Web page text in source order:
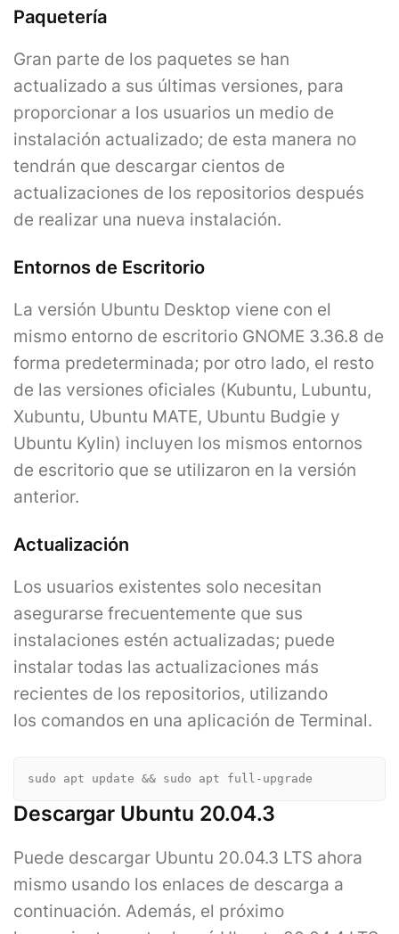
Paquetería
Gran parte de los paquetes se han
actualizado a sus últimas versiones, para
proporcionar a los usuarios un medio de
instalación actualizado; de esta manera no
tendrán que descargar cientos de
actualizaciones de los repositorios después
de realizar una nueva instalación.
Entornos de Escritorio
La versión Ubuntu Desktop viene con el
mismo entorno de escritorio GNOME 3.36.8 de
forma predeterminada; por otro lado, el resto
de las versiones oficiales (Kubuntu, Lubuntu,
Xubuntu, Ubuntu MATE, Ubuntu Budgie y
Ubuntu Kylin) incluyen los mismos entornos
de escritorio que se utilizaron en la versión
anterior.
Actualización
Los usuarios existentes solo necesitan
asegurarse frecuentemente que sus
instalaciones estén actualizadas; puede
instalar todas las actualizaciones más
recientes de los repositorios, utilizando
los comandos en una aplicación de Terminal.
sudo apt update && sudo apt full-upgrade
Descargar Ubuntu 20.04.3
Puede descargar Ubuntu 20.04.3 LTS ahora
mismo usando los enlaces de descarga a
continuación. Además, el próximo